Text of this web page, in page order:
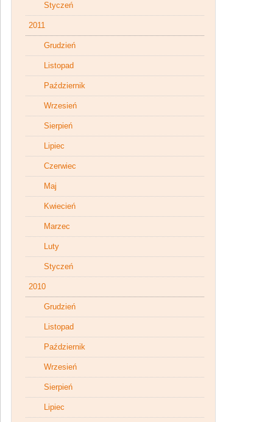
Styczeń
2011
Grudzień
Listopad
Październik
Wrzesień
Sierpień
Lipiec
Czerwiec
Maj
Kwiecień
Marzec
Luty
Styczeń
2010
Grudzień
Listopad
Październik
Wrzesień
Sierpień
Lipiec